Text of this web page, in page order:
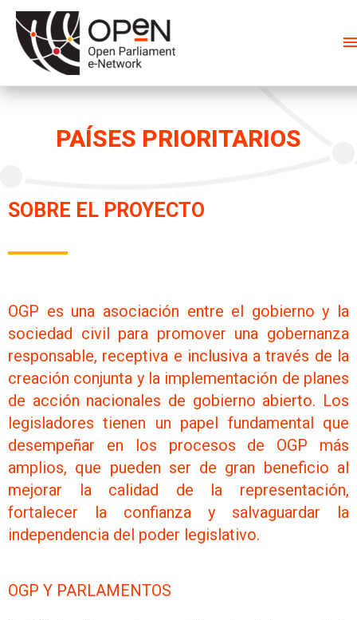
PAÍSES PRIORITARIOS
SOBRE EL PROYECTO
OGP es una asociación entre el gobierno y la
sociedad civil para promover una gobernanza
responsable, receptiva e inclusiva a través de la
creación conjunta y la implementación de planes
de acción nacionales de gobierno abierto. Los
legisladores tienen un papel fundamental que
desempeñar en los procesos de OGP más
amplios, que pueden ser de gran beneficio al
mejorar la calidad de la representación,
fortalecer la confianza y salvaguardar la
independencia del poder legislativo.
OGP Y PARLAMENTOS